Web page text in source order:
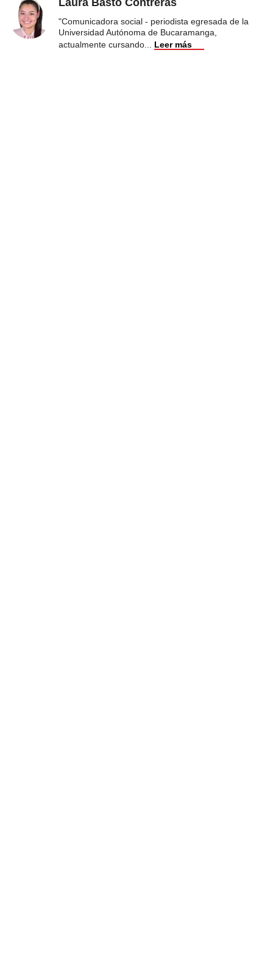
"Comunicadora social - periodista egresada de la
Universidad Autónoma de Bucaramanga,
actualmente cursando
Leer más